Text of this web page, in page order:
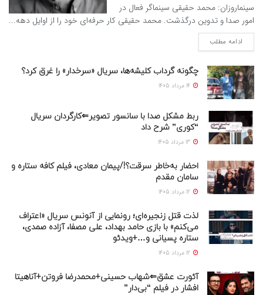
سینماروزان: محمد حقیقی سینماگر فعال در
امور صدا و تدوین درگذشت. محمد حقیقی کار حرفه‌ای خود را از اوایل دهه...
ادامه مطلب
چگونه گرداب کلیشه‌ها، سریال «سرخدار» را غرق کرد؟
ربط مشکل صدا با سانسور تصویر⇐کارگردان سریال
“کوری” شرح داد
احضار به‌خاطر سرقت؟!/پیمان معادی، فیلم کافه ستاره و
سامان مقدم
لذت قتل زنجیره‌ای؛ رونمایی از آنونس سریال «اعتراف
می‌کنم» با بازی حامد بهداد، علی مصفا، آزاده صمدی،
ستاره پسیانی و…+ویدئو
آئورت عشق⇐شهاب حسینی+محمدرضا فروتن+آناهیتا
افشار در فیلم “بی‌دار”